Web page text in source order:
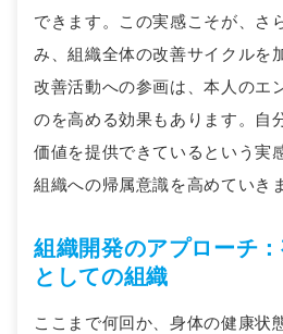
できます。この実感こそが、さ
み、組織全体の改善サイクルを
改善活動への参画は、本人のエ
のを高める効果もあります。自
価値を提供できているという実
組織への帰属意識を高めていき
組織開発のアプローチ
としての組織
ここまで何回か、身体の健康状